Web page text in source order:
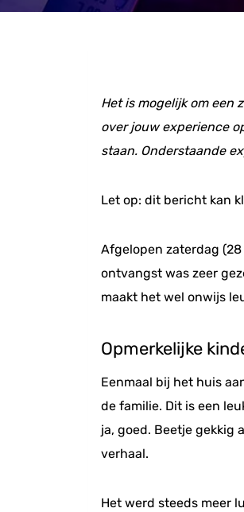
Het is mogelijk om een
over jouw experience
staan. Onderstaande
Let op: dit bericht kan
Afgelopen zaterdag
ontvangst was zeer
maakt het wel onwijs
Opmerkelijke
Eenmaal bij het huis
de familie. Dit is een
ja, goed. Beetje gekkig
verhaal.
Het werd steeds meer